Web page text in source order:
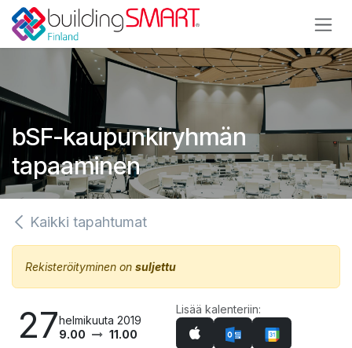
Siirry sisältöön
bSF-kaupunkiryhmän
tapaaminen
Kaikki tapahtumat
Rekisteröityminen on suljettu
27helmikuuta 2019
9.00
11.00
Lisää kalenteriin: